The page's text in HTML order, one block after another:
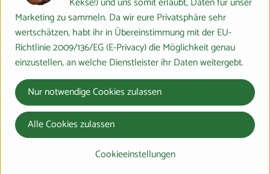
zum Warenkorb hinzufügen
, Preis:
2,89 €/ Stück
, Herkunft:
Deutschland / 1kg
Produkt zum
Le Petit
, Herkunft:
DV
Marketing zu sammeln. Da wir eure Privatsphäre sehr
wertschätzen, habt ihr in Übereinstimmung mit der EU-
Richtlinie 2009/136/EG (E-Privacy) die Möglichkeit genau
einzustellen, an welche Dienstleister ihr Daten weitergebt.
Cookieeinstellungen
Nur notwendige Cookies zulassen
Alle Cookies zulassen